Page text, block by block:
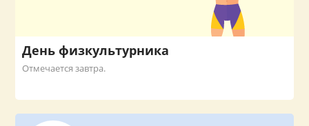
День физкультурника
Отмечается завтра.